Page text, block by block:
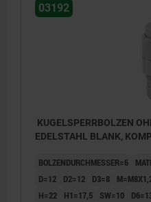
03192
KUGELSPERRBOLZEN
EDELSTAHL BLANK,
BOLZENDURCHMESSER=6
D=12
D2=12 D3=8
H=22
H1=17,5 SW=10